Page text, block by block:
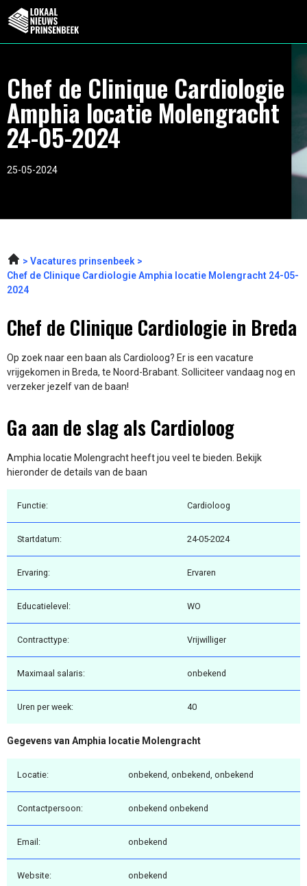
Chef de Clinique Cardiologie
Amphia locatie Molengracht
24-05-2024
25-05-2024
Vacatures prinsenbeek
Chef de Clinique Cardiologie Amphia locatie Molengracht 24-05-
2024
Chef de Clinique Cardiologie in Breda
Op zoek naar een baan als Cardioloog? Er is een vacature
vrijgekomen in Breda, te Noord-Brabant. Solliciteer vandaag nog en
verzeker jezelf van de baan!
Ga aan de slag als Cardioloog
Amphia locatie Molengracht heeft jou veel te bieden. Bekijk
hieronder de details van de baan
Functie: Cardioloog
Startdatum: 24-05-2024
Ervaring: Ervaren
Educatielevel: WO
Contracttype: Vrijwilliger
Maximaal salaris: onbekend
Uren per week: 40
Gegevens van Amphia locatie Molengracht
Locatie: onbekend, onbekend, onbekend
Contactpersoon: onbekend onbekend
Email: onbekend
Website: onbekend